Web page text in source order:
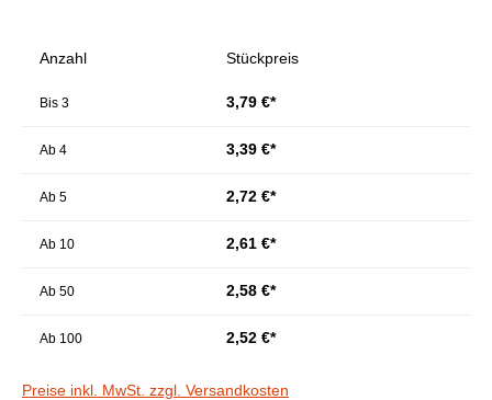
Anzahl Stückpreis
Bis 3 3,79 €*
Ab 4 3,39 €*
Ab 5 2,72 €*
Ab 10 2,61 €*
Ab 50 2,58 €*
Ab 100 2,52 €*
Preise inkl. MwSt. zzgl. Versandkosten